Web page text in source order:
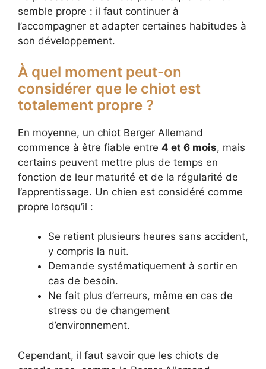
semble propre : il faut continuer à
l’accompagner et adapter certaines habitudes à
son développement.
À quel moment peut-on
considérer que le chiot est
totalement propre ?
En moyenne, un chiot Berger Allemand
commence à être fiable entre 4 et 6 mois, mais
certains peuvent mettre plus de temps en
fonction de leur maturité et de la régularité de
l’apprentissage. Un chien est considéré comme
propre lorsqu’il :
Se retient plusieurs heures sans accident,
y compris la nuit.
Demande systématiquement à sortir en
cas de besoin.
Ne fait plus d’erreurs, même en cas de
stress ou de changement
d’environnement.
Cependant, il faut savoir que les chiots de